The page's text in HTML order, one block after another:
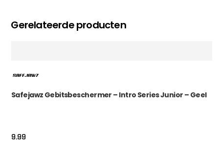
Gerelateerde producten
Safejawz Gebitsbeschermer – Intro Series Junior – Geel
9.99